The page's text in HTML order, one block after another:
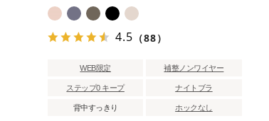
4.5 （88）
WEB限定 補整ノンワイヤー
ステップ0 キープ ナイトブラ
背中すっきり ホックなし